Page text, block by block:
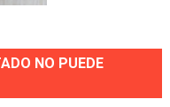
NO PUEDE